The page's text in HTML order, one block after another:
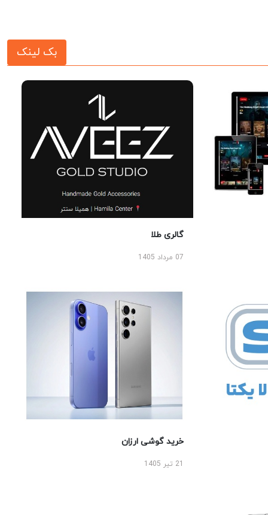
بک لینک
گالری طلا
07 مرداد 1405
خرید گوشی ارزان